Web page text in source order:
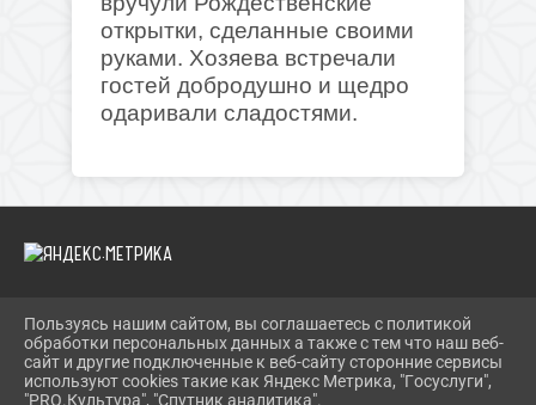
открытки, сделанные своими
руками. Хозяева встречали
гостей добродушно и щедро
одаривали сладостями.
2026 Г. SOLN-MKC.RU
ВХОД
КАРТА САЙТА
ПОЛИТИКА ОБРАБОТКИ ПЕРСОНАЛЬНЫХ ДАННЫХ
Пользуясь нашим сайтом, вы соглашаетесь с политикой
обработки персональных данных а также с тем что наш веб-
сайт и другие подключенные к веб-сайту сторонние сервисы
используют cookies такие как Яндекс Метрика, "Госуслуги",
"PRO.Культура", "Спутник аналитика".